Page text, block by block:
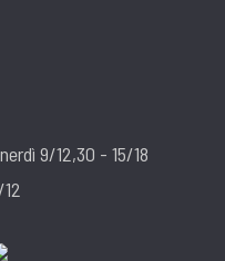
9/12,30 - 15/18